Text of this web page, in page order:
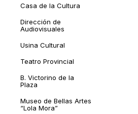
Casa de la Cultura
Dirección de
Audiovisuales
Usina Cultural
Teatro Provincial
B. Victorino de la
Plaza
Museo de Bellas Artes
“Lola Mora”